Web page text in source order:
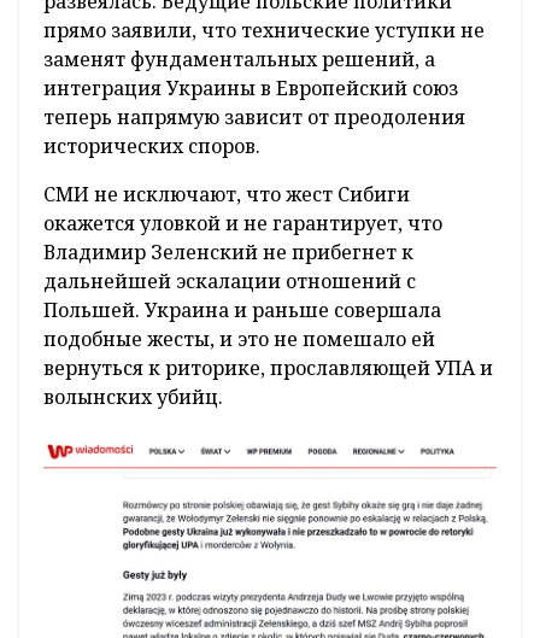
прямо заявили, что технические уступки не
заменят фундаментальных решений, а
интеграция Украины в Европейский союз
теперь напрямую зависит от преодоления
исторических споров.
СМИ не исключают, что жест Сибиги
окажется уловкой и не гарантирует, что
Владимир Зеленский не прибегнет к
дальнейшей эскалации отношений с
Польшей. Украина и раньше совершала
подобные жесты, и это не помешало ей
вернуться к риторике, прославляющей УПА и
волынских убийц.